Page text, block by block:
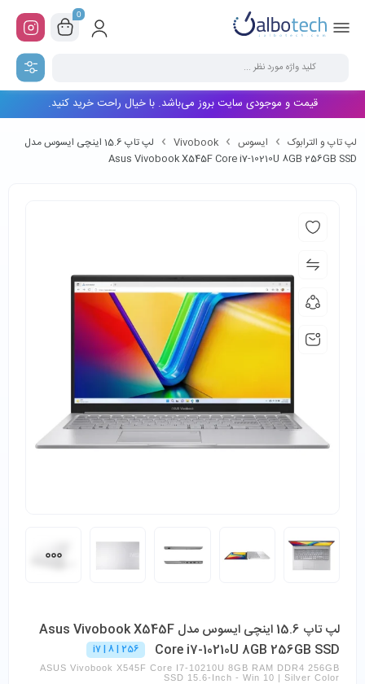
0
قیمت و موجودی سایت بروز می‌باشد. با خیال راحت خرید کنید.
لپ تاپ و الترابوک ایسوس Vivobook
لپ تاپ 15.6 اینچی ایسوس مدل
Asus Vivobook X545F Core i7-10210U 8GB 256GB SSD
لپ تاپ 15.6 اینچی ایسوس مدل Asus Vivobook X545F
Core i7-10210U 8GB 256GB SSD
i7 | 8 | 256
ASUS Vivobook X545F Core I7-10210U 8GB RAM DDR4 256GB
SSD 15.6-Inch - Win 10 | Silver Color